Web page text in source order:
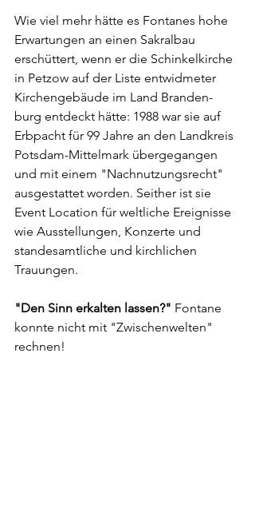
Wie viel mehr hätte es Fontanes hohe
Erwartungen an einen Sakralbau
erschüttert, wenn er die Schinkelkirche
in Petzow auf der Liste entwidmeter
Kirchengebäude im Land Branden-
burg entdeckt hätte: 1988 war sie auf
Erbpacht für 99 Jahre an den Landkreis
Potsdam-Mittelmark übergegangen
und mit einem "Nachnutzungsrecht"
ausgestattet worden. Seither ist sie
Event Location für weltliche Ereignisse
wie Ausstellungen, Konzerte und
standesamtliche und kirchlichen
Trauungen.
"Den Sinn erkalten lassen?" Fontane
konnte nicht mit "Zwischenwelten"
rechnen!